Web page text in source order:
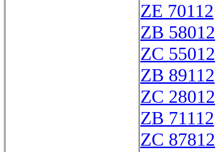
ZE 70112
ZB 58012
ZC 55012
ZB 89112
ZC 28012
ZB 71112
ZC 87812